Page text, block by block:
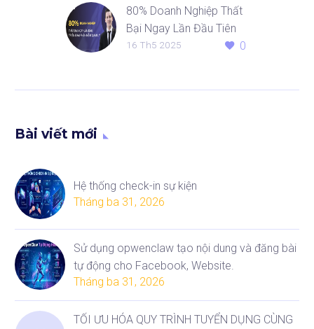
80% Doanh Nghiệp Thất
Bại Ngay Lần Đầu Tiên
Triển Khai Phần Mềm
0
16 Th5 2025
Bài viết mới
Hệ thống check-in sự kiện
Tháng ba 31, 2026
Sử dụng opwenclaw tạo nội dung và đăng bài
tự động cho Facebook, Website.
Tháng ba 31, 2026
TỐI ƯU HÓA QUY TRÌNH TUYỂN DỤNG CÙNG